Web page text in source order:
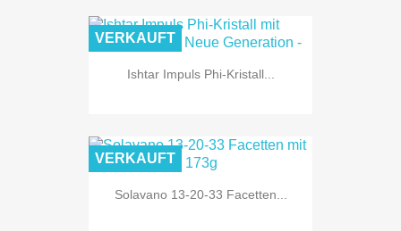
Ishtar Impuls Phi-Kristall...
VERKAUFT
Solavano 13-20-33 Facetten...
VERKAUFT